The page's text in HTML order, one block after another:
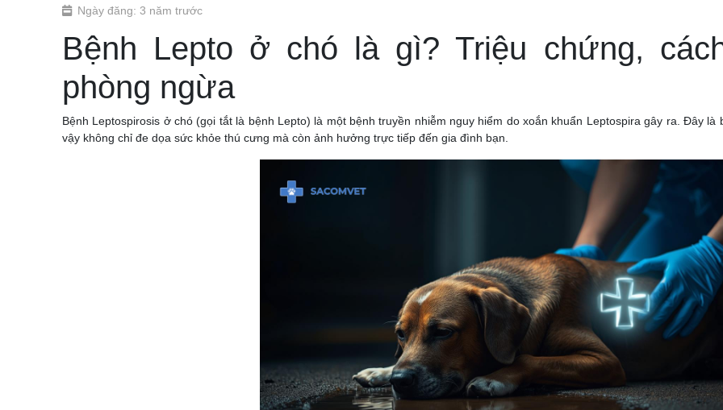
Ngày đăng: 3 năm trước
Bệnh Lepto ở chó là gì? Triệu chứng,
phòng ngừa
Bệnh Leptospirosis ở chó (gọi tắt là bệnh Lepto) là một bệnh truyền nhiễm nguy hiểm do xoắn khuẩn Leptospira gây ra. Đây
vậy không chỉ đe dọa sức khỏe thú cưng mà còn ảnh hưởng trực tiếp đến gia đình bạn.